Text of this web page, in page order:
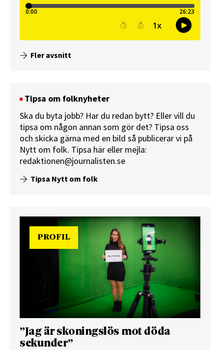
Fler avsnitt
Tipsa om folknyheter
Ska du byta jobb? Har du redan bytt? Eller vill du
tipsa om någon annan som gör det? Tipsa oss
och skicka gärna med en bild så publicerar vi på
Nytt om folk. Tipsa här eller mejla:
redaktionen@journalisten.se
Tipsa Nytt om folk
PROFIL
”Jag är skoningslös mot döda
sekunder”